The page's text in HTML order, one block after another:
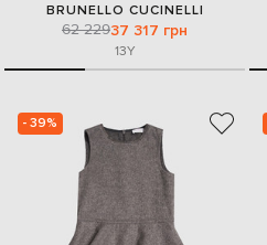
BRUNELLO CUCINELLI
62 22937 317 грн
13Y
- 39%